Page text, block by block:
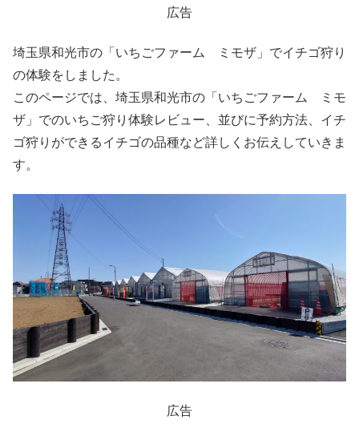
広告
埼玉県和光市の「いちごファーム ミモザ」でイチゴ狩り
の体験をしました。
このページでは、埼玉県和光市の「いちごファーム ミモ
ザ」でのいちご狩り体験レビュー、並びに予約方法、イチ
ゴ狩りができるイチゴの品種など詳しくお伝えしていきま
す。
広告